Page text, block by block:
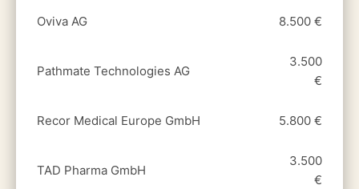
Oviva AG 8.500 €
Pathmate Technologies AG
3.500
€
Recor Medical Europe GmbH 5.800 €
TAD Pharma GmbH
3.500
€